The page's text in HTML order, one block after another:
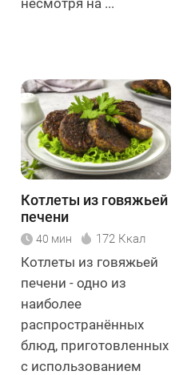
Котлеты из говяжьей
печени
40 мин 172 Ккал
Котлеты из говяжьей
печени - одно из
наиболее
распространённых
блюд, приготовленных
с использованием